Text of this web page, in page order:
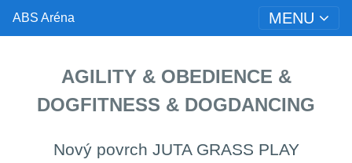
ABS Aréna MENU
AGILITY & OBEDIENCE &
DOGFITNESS & DOGDANCING
Nový povrch JUTA GRASS PLAY